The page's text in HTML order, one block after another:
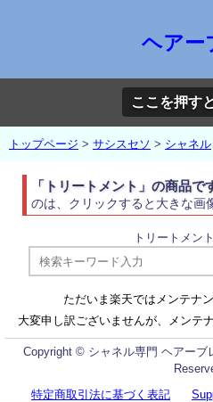
ヘアー
「トリートメント」の商品で
のは、クリックすると大きな画
トリートメン
ただいま楽天ではメンテナ
大変申し訳ございませんが、メンテ
トップページ > サシスセソ > シャネル
ここを押す
Copyright © シャネル専門 ヘアーブ
特定商取引法に基づく表記